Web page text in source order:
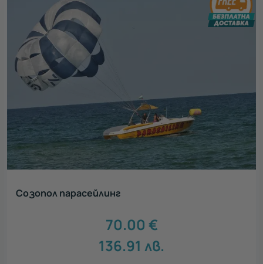
Созопол парасейлинг
70.00 €
136.91 лв.